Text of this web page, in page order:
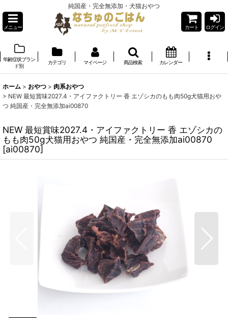
純国産・完全無添加・犬猫おやつ
メニュー カート ログイン
年齢症状ブラン
ド別
カテゴリ マイページ 商品検索 カレンダー
ホーム > おやつ > 肉系おやつ
> NEW 最短賞味2027.4・アイファクトリー 香 エゾシカのもも肉50g犬猫用おや
つ 純国産・完全無添加ai00870
NEW 最短賞味2027.4・アイファクトリー 香 エゾシカの
もも肉50g犬猫用おやつ 純国産・完全無添加ai00870
[ai00870]